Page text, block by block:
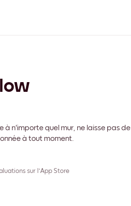
à n'importe quel mur, ne laisse pas de
à tout moment.
sur l'App Store